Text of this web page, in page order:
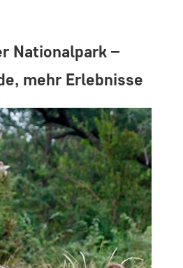
Nationalpark –
mehr Erlebnisse